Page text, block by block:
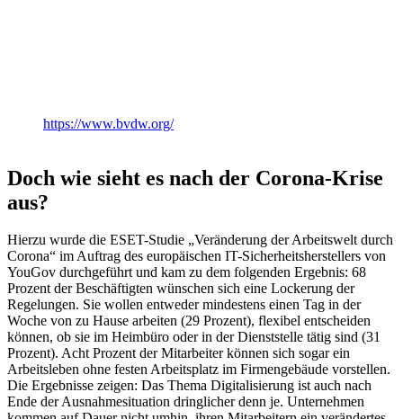
https://www.bvdw.org/
Doch wie sieht es nach der Corona-Krise
aus?
Hierzu wurde die ESET-Studie „Veränderung der Arbeitswelt durch
Corona“ im Auftrag des europäischen IT-Sicherheitsherstellers von
YouGov durchgeführt und kam zu dem folgenden Ergebnis: 68
Prozent der Beschäftigten wünschen sich eine Lockerung der
Regelungen. Sie wollen entweder mindestens einen Tag in der
Woche von zu Hause arbeiten (29 Prozent), flexibel entscheiden
können, ob sie im Heimbüro oder in der Dienststelle tätig sind (31
Prozent). Acht Prozent der Mitarbeiter können sich sogar ein
Arbeitsleben ohne festen Arbeitsplatz im Firmengebäude vorstellen.
Die Ergebnisse zeigen: Das Thema Digitalisierung ist auch nach
Ende der Ausnahmesituation dringlicher denn je. Unternehmen